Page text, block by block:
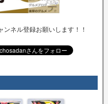
ネル登録お願いします！！